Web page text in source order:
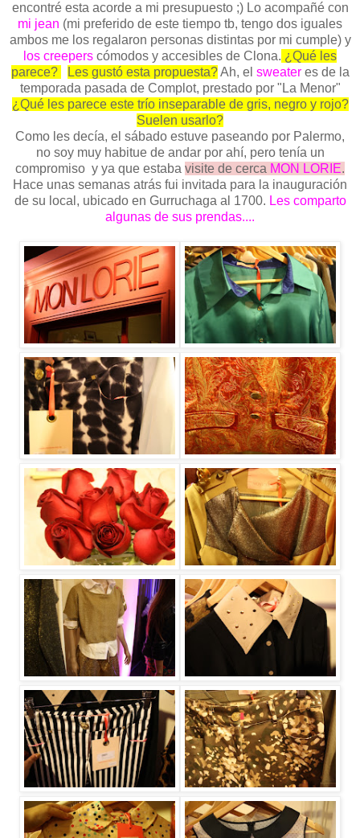
encontré esta acorde a mi presupuesto ;) Lo acompañé con
mi jean (mi preferido de este tiempo tb, tengo dos iguales
ambos me los regalaron personas distintas por mi cumple) y
los creepers cómodos y accesibles de Clona. ¿Qué les
parece?
Les gustó esta propuesta?Ah, el sweateres de la
temporada pasada de Complot, prestado por "La Menor"
¿Qué les parece este trío inseparable de gris, negro y rojo?
Suelen usarlo?
Como les decía, el sábado estuve paseando por Palermo,
no soy muy habitue de andar por ahí, pero tenía un
compromiso y ya que estaba visite de cerca MON LORIE.
Hace unas semanas atrás fui invitada para la inauguración
de su local, ubicado en Gurruchaga al 1700. Les comparto
algunas de sus prendas....